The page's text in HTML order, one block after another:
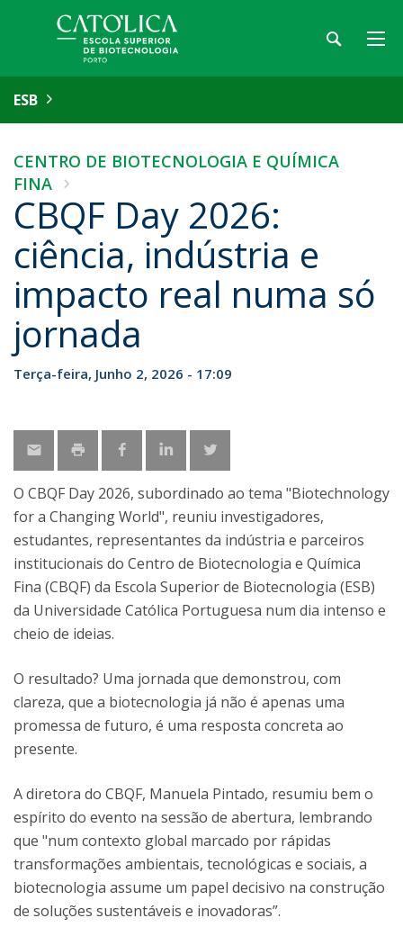
ESB
CENTRO DE BIOTECNOLOGIA E QUÍMICA
FINA
CBQF Day 2026:
ciência, indústria e
impacto real numa só
jornada
Terça-feira, Junho 2, 2026 - 17:09
O CBQF Day 2026, subordinado ao tema "Biotechnology
for a Changing World", reuniu investigadores,
estudantes, representantes da indústria e parceiros
institucionais do Centro de Biotecnologia e Química
Fina (CBQF) da Escola Superior de Biotecnologia (ESB)
da Universidade Católica Portuguesa num dia intenso e
cheio de ideias.
O resultado? Uma jornada que demonstrou, com
clareza, que a biotecnologia já não é apenas uma
promessa de futuro, é uma resposta concreta ao
presente.
A diretora do CBQF, Manuela Pintado, resumiu bem o
espírito do evento na sessão de abertura, lembrando
que "num contexto global marcado por rápidas
transformações ambientais, tecnológicas e sociais, a
biotecnologia assume um papel decisivo na construção
de soluções sustentáveis e inovadoras”.